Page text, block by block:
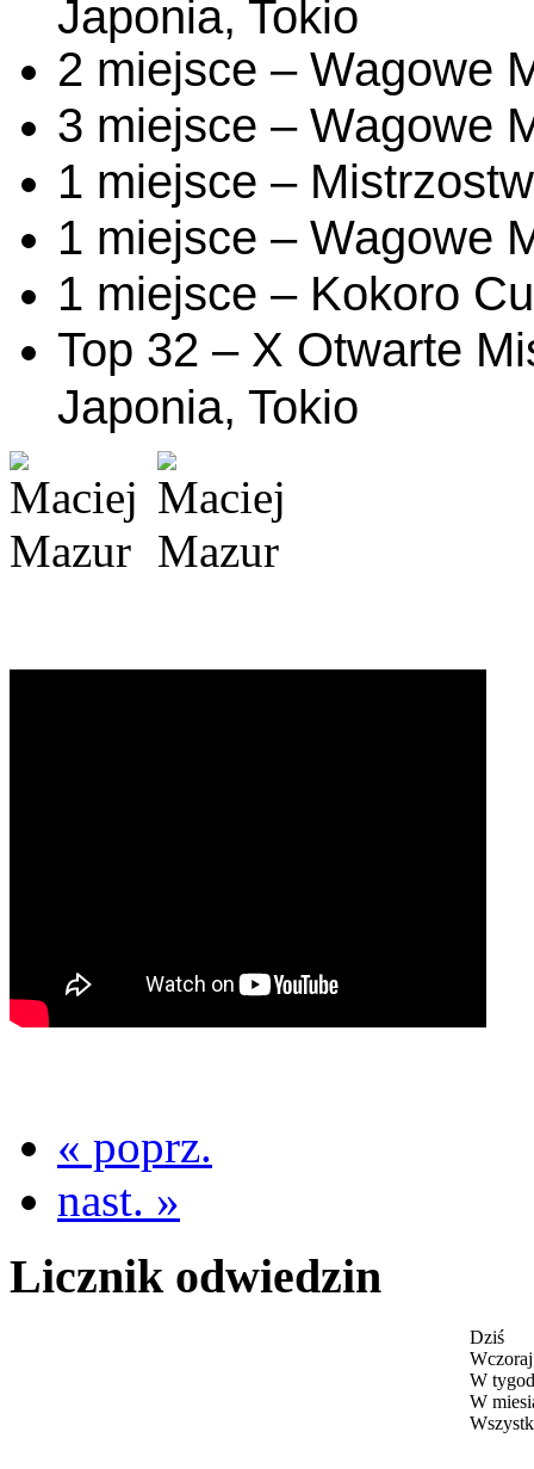
Japonia, Tokio
2 miejsce – Wagowe
3 miejsce – Wagowe
1 miejsce –
1 miejsce – Wagowe
1 miejsce – Kokoro
Top 32 – X Otwarte
Japonia, Tokio
« poprz.
nast. »
Licznik odwiedzin
Dziś
Wczoraj
W
W